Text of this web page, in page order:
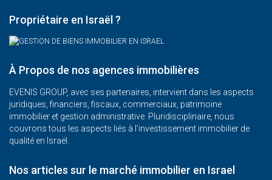
Propriétaire en Israël ?
À Propos de nos agences immobilières
EVENIS GROUP, avec ses partenaires, intervient dans les aspects
juridiques, financiers, fiscaux, commerciaux, patrimoine
immobilier et gestion administrative. Pluridisciplinaire, nous
couvrons tous les aspects liés à l’investissement immobilier de
qualité en Israël.
Nos articles sur le marché immobilier en Israel